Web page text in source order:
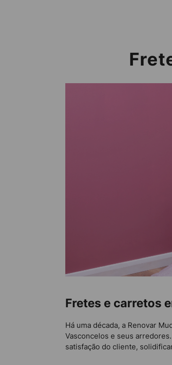
Fretes e carretos
Há uma década, a Renovar
Vasconcelos e seus
satisfação do cliente,